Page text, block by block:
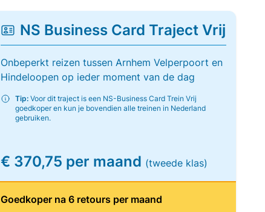
NS Business Card Traject Vrij
Onbeperkt reizen tussen Arnhem Velperpoort en
Hindeloopen op ieder moment van de dag
Tip:Voor dit traject is een NS-Business Card Trein Vrij
goedkoper en kun je bovendien alle treinen in Nederland
gebruiken.
€ 370,75 per maand (tweede klas)
Goedkoper na 6 retours per maand